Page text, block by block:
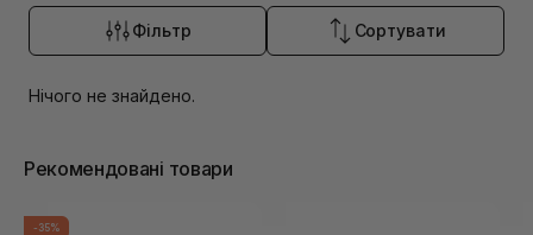
Фільтр Сортувати
Нічого не знайдено.
Рекомендовані товари
-35%